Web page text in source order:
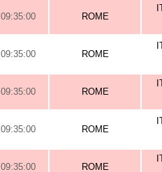
09:35:00 ROME
09:35:00 ROME
09:35:00 ROME
09:35:00 ROME
09:35:00 ROME